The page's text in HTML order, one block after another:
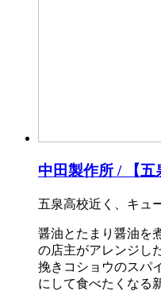
中田製作所 / 【五
五泉高校近く、キュ
醤油とたまり醤油を
の店主がアレンジし
挽きコショウのスパ
にして食べたくなる